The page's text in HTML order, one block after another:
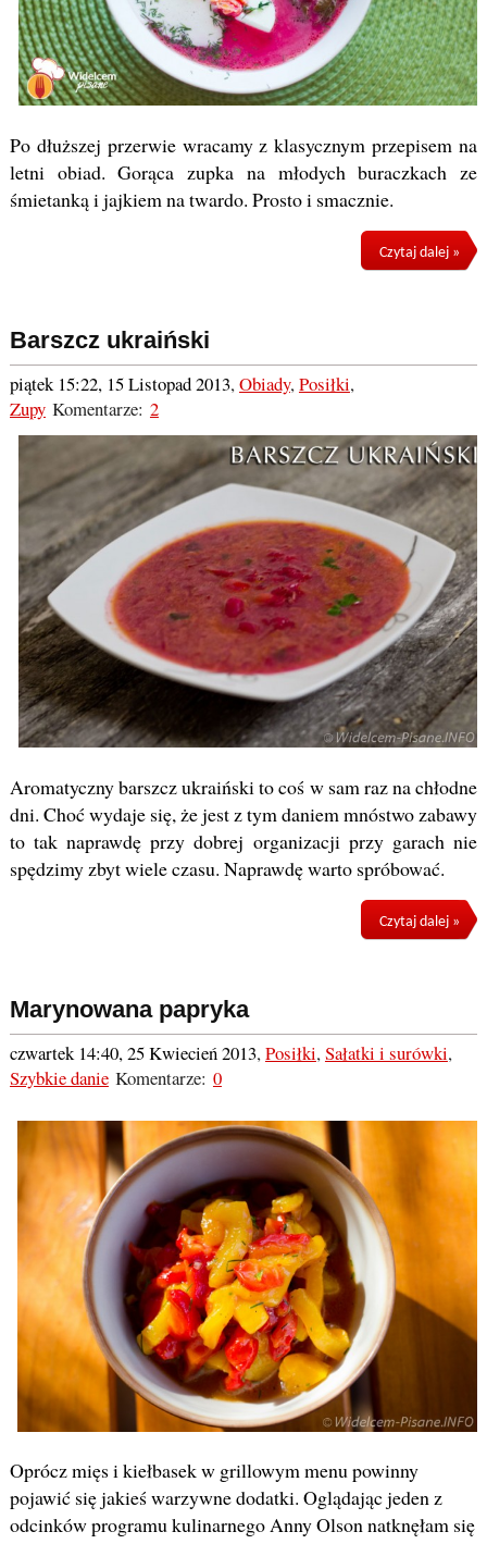
Po dłuższej przerwie wracamy z klasycznym przepisem na
letni obiad. Gorąca zupka na młodych buraczkach ze
śmietanką i jajkiem na twardo. Prosto i smacznie.
Czytaj dalej »
Barszcz ukraiński
piątek 15:22, 15 Listopad 2013,Obiady,Posiłki,
ZupyKomentarze: 2
Aromatyczny barszcz ukraiński to coś w sam raz na chłodne
dni. Choć wydaje się, że jest z tym daniem mnóstwo zabawy
to tak naprawdę przy dobrej organizacji przy garach nie
spędzimy zbyt wiele czasu. Naprawdę warto spróbować.
Czytaj dalej »
Marynowana papryka
czwartek 14:40, 25 Kwiecień 2013, Posiłki, Sałatki i surówki,
Szybkie danieKomentarze: 0
Oprócz mięs i kiełbasek w grillowym menu powinny
pojawić się jakieś warzywne dodatki. Oglądając jeden z
odcinków programu kulinarnego Anny Olson natknęłam się